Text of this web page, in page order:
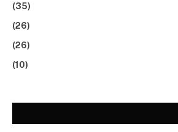
(35)
(26)
(26)
(10)